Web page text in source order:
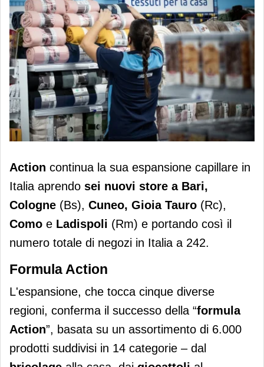
Action raggiunge 242 punti vendita in
Italia con sei inaugurazioni
Action continua la sua espansione capillare in
Italia aprendo sei nuovi store a Bari,
Cologne (Bs), Cuneo, Gioia Tauro (Rc),
Como e Ladispoli (Rm) e portando così il
numero totale di negozi in Italia a 242.
Formula Action
L'espansione, che tocca cinque diverse
regioni, conferma il successo della “formula
Action”, basata su un assortimento di 6.000
prodotti suddivisi in 14 categorie – dal